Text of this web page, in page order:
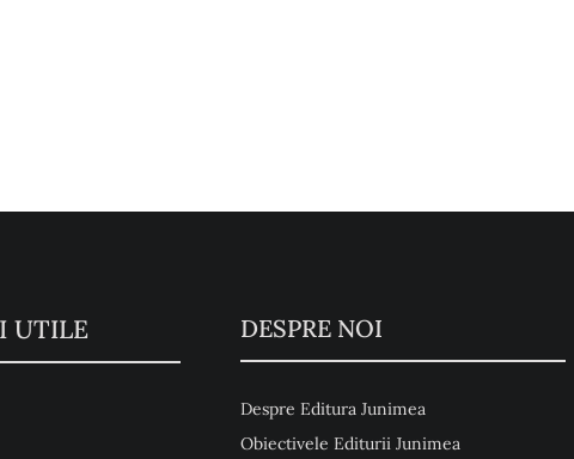
UTILE DESPRE NOI
Despre Editura Junimea
Obiectivele Editurii Junimea